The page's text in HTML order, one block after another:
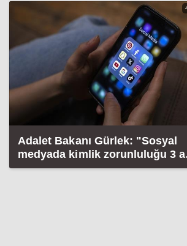
Adalet Bakanı Gürlek: "Sosyal
medyada kimlik zorunluluğu 3
sonra başlıyor"